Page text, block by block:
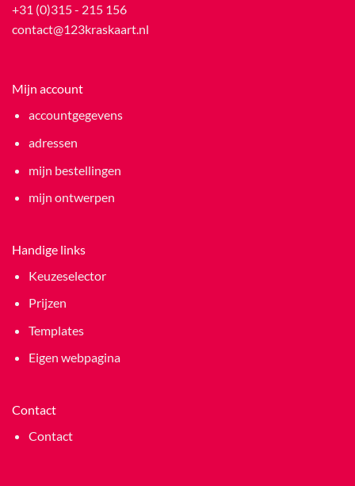
+31 (0)315 - 215 156
contact@123kraskaart.nl
Mijn account
accountgegevens
adressen
mijn bestellingen
mijn ontwerpen
Handige links
Keuzeselector
Prijzen
Templates
Eigen webpagina
Contact
Contact